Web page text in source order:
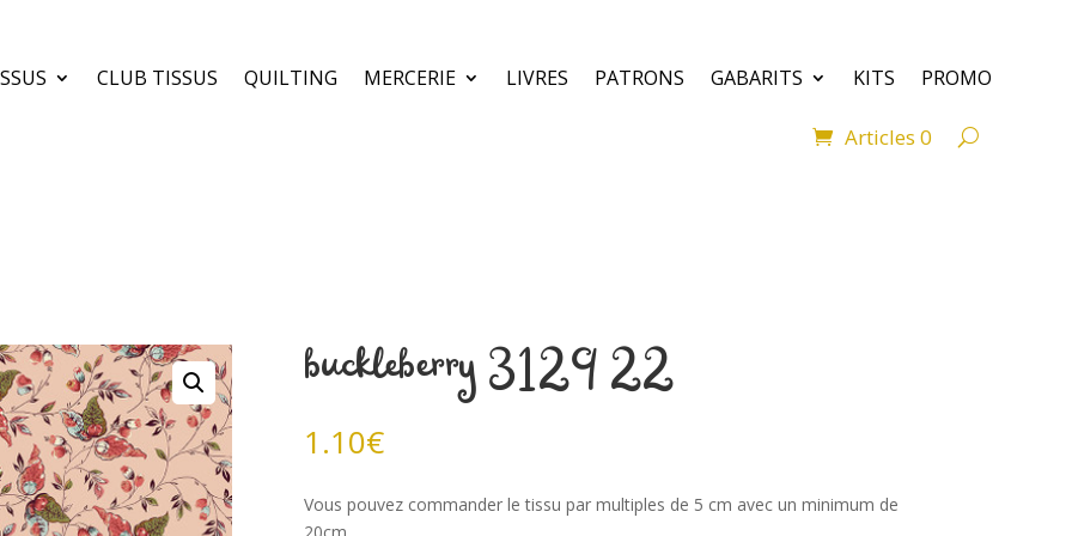
CLUB TISSUS QUILTING MERCERIE LIVRES PATRONS GABARITS KITS PROMO
Articles 0
buckleberry 3129 22
1.10€
Vous pouvez commander le tissu par multiples de 5 cm avec un minimum de